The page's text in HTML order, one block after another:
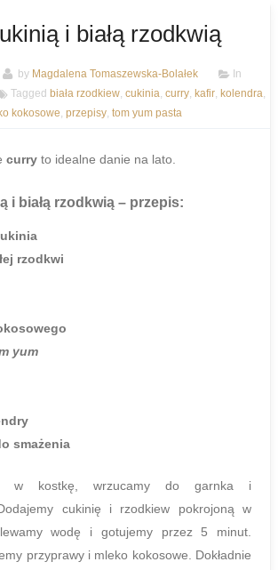
i białą rzodkwią
by Magdalena Tomaszewska-Bolałek
In
Tagged biała rzodkiew, cukinia, curry, kafir, kolendra,
kokosowe, przepisy, tom yum pasta
curry to idealne danie na lato.
i białą rzodkwią – przepis:
rzodkwi
yum
smażenia
w kostkę, wrzucamy do garnka i
cukinię i rzodkiew pokrojoną w
wodę i gotujemy przez 5 minut.
przyprawy i mleko kokosowe. Dokładnie